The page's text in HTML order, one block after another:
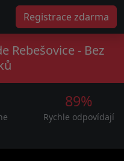
Registrace zdarma
Rebešovice - Bez
89%
Rychle odpovídají